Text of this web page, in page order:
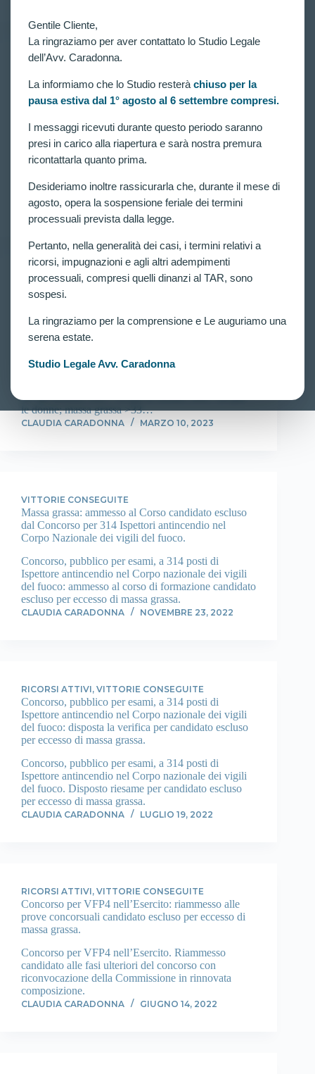
Gentile Cliente,
La ringraziamo per aver contattato lo Studio Legale
dell’Avv. Caradonna.
La informiamo che lo Studio resterà chiuso per la
pausa estiva dal 1° agosto al 6 settembre compresi.
I messaggi ricevuti durante questo periodo saranno
presi in carico alla riapertura e sarà nostra premura
ricontattarla quanto prima.
Desideriamo inoltre rassicurarla che, durante il mese di
agosto, opera la sospensione feriale dei termini
processuali prevista dalla legge.
Pertanto, nella generalità dei casi, i termini relativi a
ricorsi, impugnazioni e agli altri adempimenti
processuali, compresi quelli dinanzi al TAR, sono
sospesi.
La ringraziamo per la comprensione e Le auguriamo una
serena estate.
Studio Legale Avv. Caradonna
Concorso 4189 allievi carabinieri: riammessi 14
candidati esclusi agli accertamenti psico-fisici e alle
prove fisiche del concorso.
Concorso per 4189 allievi carabinieri in ferma
quadriennale. Riammessi alle prove concorsuali tutti
i 14 ricorrenti seguiti dall’Avv. Claudia Caradonna,
IMC<20 per gli uomini; IMC<18 per le donne;
CLAUDIA CARADONNA APRILE 10, 2023
VITTORIE CONSEGUITE
Concorso 4189 allievi carabinieri: riammessi altri 7
prove fisiche del concorso.
quadriennale. Riammessi alle prove concorsuali altri
7 ricorrenti seguiti dall’Avv. Claudia Caradonna,
per gli uomini; IMC>18 per le donne; IMC>26 per
le donne; massa grassa >33…
CLAUDIA CARADONNA MARZO 10, 2023
VITTORIE CONSEGUITE
Massa grassa: ammesso al Corso candidato escluso
dal Concorso per 314 Ispettori antincendio nel
Corpo Nazionale dei vigili del fuoco.
Concorso, pubblico per esami, a 314 posti di
Ispettore antincendio nel Corpo nazionale dei vigili
del fuoco: ammesso al corso di formazione candidato
escluso per eccesso di massa grassa.
CLAUDIA CARADONNA NOVEMBRE 23, 2022
RICORSI ATTIVI, VITTORIE CONSEGUITE
Concorso, pubblico per esami, a 314 posti di
Ispettore antincendio nel Corpo nazionale dei vigili
del fuoco: disposta la verifica per candidato escluso
per eccesso di massa grassa.
Concorso, pubblico per esami, a 314 posti di
Ispettore antincendio nel Corpo nazionale dei vigili
del fuoco. Disposto riesame per candidato escluso
per eccesso di massa grassa.
CLAUDIA CARADONNA LUGLIO 19, 2022
RICORSI ATTIVI, VITTORIE CONSEGUITE
Concorso per VFP4 nell’Esercito: riammesso alle
prove concorsuali candidato escluso per eccesso di
massa grassa.
Concorso per VFP4 nell’Esercito. Riammesso
candidato alle fasi ulteriori del concorso con
riconvocazione della Commissione in rinnovata
composizione.
CLAUDIA CARADONNA GIUGNO 14, 2022